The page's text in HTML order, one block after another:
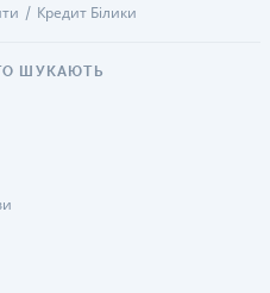
Кредит Білики
ШУКАЮТЬ